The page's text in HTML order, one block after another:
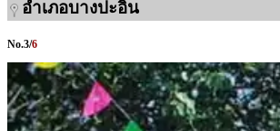
อำเภอบางปะอิน
No.3/6